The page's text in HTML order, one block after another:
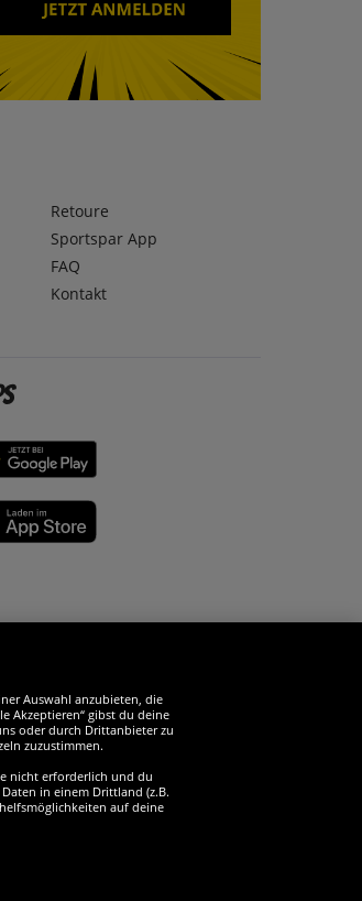
Retoure
Sportspar App
FAQ
Kontakt
Auswahl anzubieten, die
Akzeptieren“ gibst du deine
oder durch Drittanbieter zu
zuzustimmen.
nicht erforderlich und du
in einem Drittland (z.B.
auf deine